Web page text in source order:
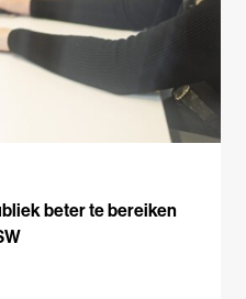
beter te bereiken